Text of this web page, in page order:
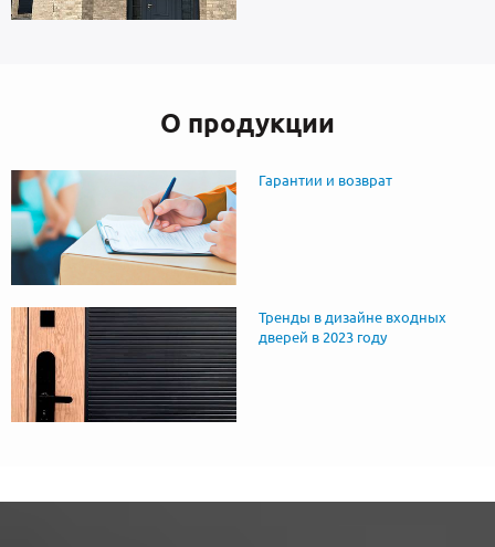
О продукции
Гарантии и возврат
Тренды в дизайне входных
дверей в 2023 году